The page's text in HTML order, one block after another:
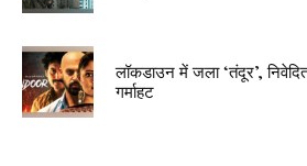
लॉकडाउन में जला ‘तंदूर’,
गर्माहट